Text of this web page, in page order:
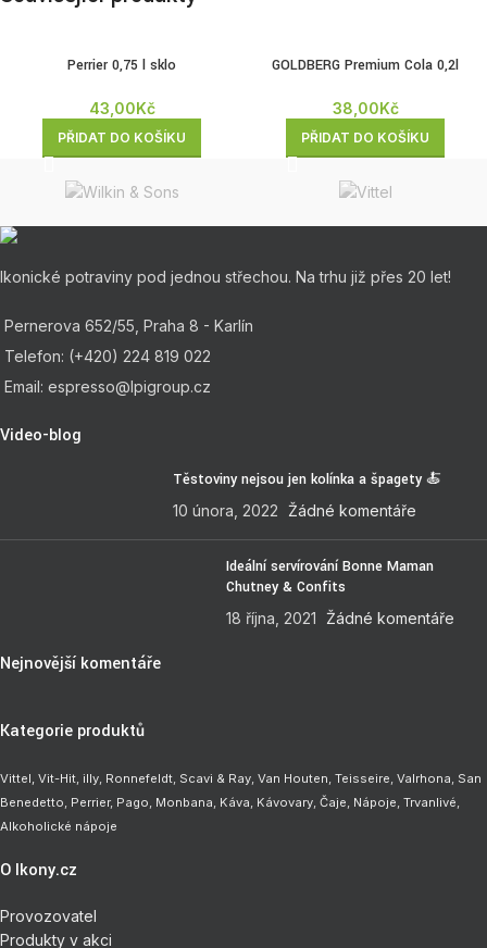
Perrier 0,75 l sklo
43,00Kč
PŘIDAT DO KOŠÍKU
GOLDBERG Premium Cola 0,2l
38,00Kč
PŘIDAT DO KOŠÍKU
Ikonické potraviny pod jednou střechou. Na trhu již přes 20 let!
Pernerova 652/55, Praha 8 - Karlín
Telefon: (+420) 224 819 022
Email: espresso@lpigroup.cz
Video-blog
Těstoviny nejsou jen kolínka a špagety 🍝
10 února, 2022 Žádné komentáře
Ideální servírování Bonne Maman
Chutney & Confits
18 října, 2021 Žádné komentáře
Nejnovější komentáře
Kategorie produktů
Vittel, Vit-Hit illy Ronnefeldt Scavi & Ray Van Houten Teisseire Valrhona San
Benedetto Perrier, Pago Monbana Káva Kávovary Čaje Nápoje Trvanlivé
Alkoholické nápoje
O Ikony.cz
Provozovatel
Produkty v akci